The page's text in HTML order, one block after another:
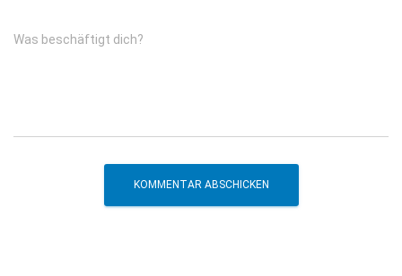
Was beschäftigt dich?